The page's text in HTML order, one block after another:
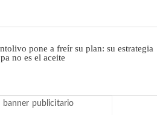
pone a freír su plan: su estrategia
no es el aceite